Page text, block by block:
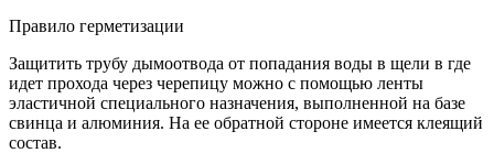
Правило герметизации
Защитить трубу дымоотвода от попадания воды в щели в где
идет прохода через черепицу можно с помощью ленты
эластичной специального назначения, выполненной на базе
свинца и алюминия. На ее обратной стороне имеется клеящий
состав.